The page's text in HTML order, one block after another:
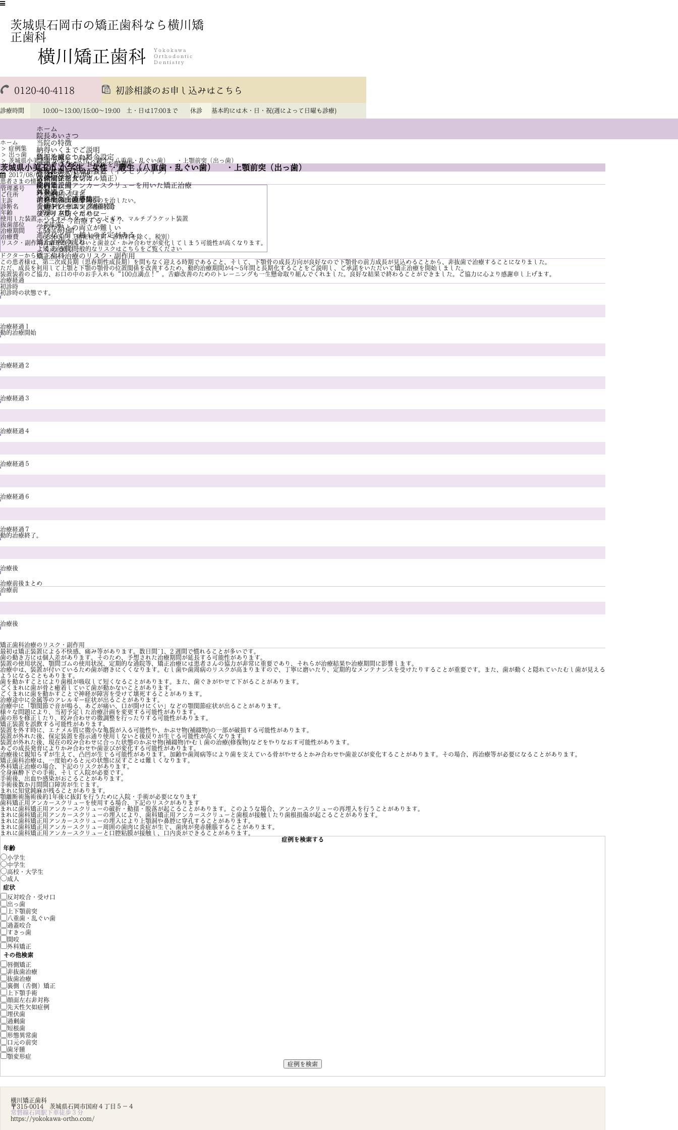
茨城県石岡市の矯正歯科なら横川矯
正歯科
0120-40-4118 初診相談のお申し込みはこちら
診療時間 10:00～13:00/15:00～19:00 土・日は17:00まで 休診 基本的には木・日・祝(週によって日曜も診療)
ホーム
院長あいさつ
当院の特徴
納得いくまでご説明
負担を減らした料金設定
手段ではなく、ゴールを明確に
診査診断をしっかりと
信頼関係を大切に
矯正治療について
マルチブラケット法
アライナー型矯正装置（インビザライン）
舌側矯正（リンガル矯正）
歯科矯正用アンカースクリューを用いた矯正治療
外科矯正
治療中の虫歯予防
舌癖トレーニング
後戻りを防ぐために
ホントに 今治療するべき？
学校や塾との両立が難しい
進学など引っ越しの予定がある
矯正治療の流れ
よくある質問
矯正歯科治療のリスク・副作用
医院について
スタッフ紹介
院内と設備
スタッフブログ
歯科衛生士の募集
交通アクセス・診療時間
プライバシーポリシー
症例集
料金表
アクセス・診療時間
ホーム
> 症例集
> 出っ歯
> 茨城県小美玉市 小学生、女性 ・叢生（八重歯・乱ぐい歯） ・上顎前突（出っ歯）
茨城県小美玉市 小学生、女性 ・叢生（八重歯・乱ぐい歯） ・上顎前突（出っ歯）
2017/08/08
2020/11/08
患者さまの情報
管理番号
34
ご住所
茨城県小美玉市
主訴
上の前歯が出ているのを治したい。
診断名
骨格性上顎前突 過蓋咬合
年齢
9歳 女性
使用した装置
バイオネーター、ヘッドギア、マルチブラケット装置
抜歯部位
非抜歯
治療期間
5年4か月間
治療費
658000円（精密検査料・診断料を除く。税別）
リスク・副作用舌癖を改善しないと歯並び・かみ合わせが変化してしまう可能性が高くなります。
矯正治療の一般的なリスクは こちら をご覧ください
ドクターからのコメント
この患者様は、第二次成長期（思春期性成長期）を間もなく迎える時期であること、そして、下顎骨の成長方向が良好なので下顎骨の前方成長が見込めることから、非抜歯で治療することになりました。
ただ、成長を利用して上顎と下顎の顎骨の位置関係を改善するため、動的治療期間が4～5年間と長期化することをご説明し、ご承諾をいただいて矯正治療を開始しました。
装置装着のご協力、お口の中のお手入れも“100点満点！”。舌癖改善のためのトレーニングも一生懸命取り組んでくれました。良好な結果で終わることができました。ご協力に心より感謝申し上げます。
治療経過
初診時
初診時の状態です。
治療経過１
動的治療開始
治療経過２
治療経過３
治療経過４
治療経過５
治療経過６
治療経過７
動的治療終了。
治療後
治療前後まとめ
治療前
治療後
矯正歯科治療のリスク・副作用
最初は矯正装置による不快感、痛み等があります。数日間~1、2 週間で慣れることが多いです。
歯の動き方には個人差があります。そのため、予想された治療期間が延長する可能性があります。
装置の使用状況、顎間ゴムの使用状況、定期的な通院等、矯正治療には患者さんの協力が非常に重要であり、それらが治療結果や治療期間に影響します。
治療中は、装置が付いているため歯が磨きにくくなります。むし歯や歯周病のリスクが高まりますので、丁寧に磨いたり、定期的なメンテナンスを受けたりすることが重要です。また、歯が動くと隠れていたむし歯が見える
ようになることもあります。
歯を動かすことにより歯根が吸収して短くなることがあります。また、歯ぐきがやせて下がることがあります。
ごくまれに歯が骨と癒着していて歯が動かないことがあります。
ごくまれに歯を動かすことで神経が障害を受けて壊死することがあります。
治療途中に金属等のアレルギー症状が出ることがあります。
治療中に「顎関節で音が鳴る、あごが痛い、口が開けにくい」などの顎関節症状が出ることがあります。
様々な問題により、当初予定した治療計画を変更する可能性があります。
歯の形を修正したり、咬み合わせの微調整を行ったりする可能性があります。
矯正装置を誤飲する可能性があります。
装置を外す時に、エナメル質に微小な亀裂が入る可能性や、かぶせ物(補綴物)の一部が破損する可能性があります。
装置が外れた後、保定装置を指示通り使用しないと後戻りが生じる可能性が高くなります。
装置が外れた後、現在の咬み合わせに合った状態のかぶせ物(補綴物)やむし歯の治療(修復物)などをやりなおす可能性があります。
あごの成長発育によりかみ合わせや歯並びが変化する可能性があります。
治療後に親知らずが生えて、凸凹が生じる可能性があります。加齢や歯周病等により歯を支えている骨がやせるとかみ合わせや歯並びが変化することがあります。その場合、再治療等が必要になることがあります。
矯正歯科治療は、一度始めると元の状態に戻すことは難しくなります。
外科矯正治療の場合、下記のリスクがあります。
全身麻酔下での手術、そして入院が必要です。
手術後、出血や感染がおこることがあります。
手術後数か月間開口障害が生じます。
まれに知覚鈍麻が残ることがあります。
顎離断術施術後約1年後に抜釘を行うために入院・手術が必要になります
歯科矯正用アンカースクリューを使用する場合、下記のリスクがあります
まれに歯科矯正用アンカースクリューの破折・動揺・脱落が起こることがあります。このような場合、アンカースクリューの再埋入を行うことがあります。
まれに歯科矯正用アンカースクリューの埋入により、歯科矯正用アンカースクリューと歯根が接触したり歯根損傷が起こることがあります。
まれに歯科矯正用アンカースクリューの埋入により上顎洞や鼻腔に穿孔することがあります。
まれに歯科矯正用アンカースクリュー周囲の歯肉に炎症が生じ、歯肉が発赤腫脹することがあります。
まれに歯科矯正用アンカースクリューと口腔粘膜が接触し、口内炎ができることがあります。
症例を検索する
年齢
小学生
中学生
高校・大学生
成人
症状
反対咬合・受け口
出っ歯
上下顎前突
八重歯・乱ぐい歯
過蓋咬合
すきっ歯
開咬
外科矯正
その他検索
唇側矯正
非抜歯治療
抜歯治療
裏側（舌側）矯正
上下顎手術
顔面左右非対称
先天性欠如症例
埋伏歯
過剰歯
短根歯
形態異常歯
口元の前突
歯牙腫
顎変形症
横川矯正歯科
〒315-0014 茨城県石岡市国府４丁目５－４
常磐線石岡駅下車徒歩３分
https://yokokawa-ortho.com/